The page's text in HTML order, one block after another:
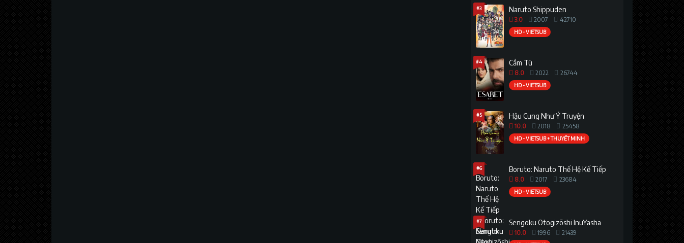
#3 Naruto Shippuden
3.0 2007 42710
HD - VIETSUB
#4 Cầm Tù
8.0 2022 26744
HD - VIETSUB
#5 Hậu Cung Như Ý Truyện
10.0 2018 25458
HD - VIETSUB + THUYẾT MINH
#6 Boruto: Naruto Thế Hệ Kế Tiếp
8.0 2017 23684
HD - VIETSUB
#7 Sengoku Otogizōshi InuYasha
10.0 1996 21439